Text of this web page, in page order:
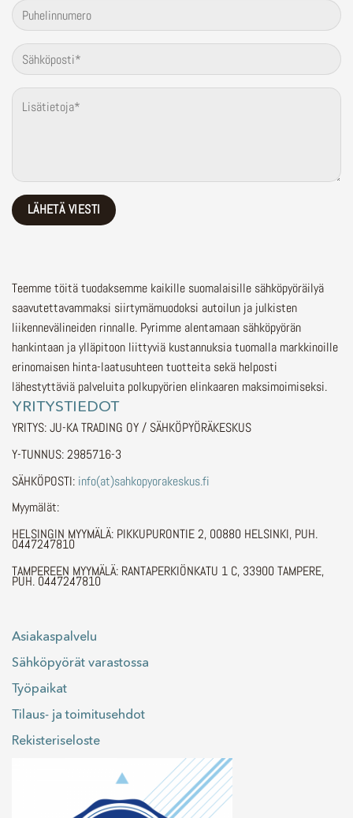
Teemme töitä tuodaksemme kaikille suomalaisille sähköpyöräilyä
saavutettavammaksi siirtymämuodoksi autoilun ja julkisten
liikennevälineiden rinnalle. Pyrimme alentamaan sähköpyörän
hankintaan ja ylläpitoon liittyviä kustannuksia tuomalla markkinoille
erinomaisen hinta-laatusuhteen tuotteita sekä helposti
lähestyttäviä palveluita polkupyörien elinkaaren maksimoimiseksi.
YRITYSTIEDOT
YRITYS: JU-KA TRADING OY / SÄHKÖPYÖRÄKESKUS
Y-TUNNUS: 2985716-3
SÄHKÖPOSTI: info(at)sahkopyorakeskus.fi
Myymälät:
HELSINGIN MYYMÄLÄ: PIKKUPURONTIE 2, 00880 HELSINKI, PUH.
0447247810
TAMPEREEN MYYMÄLÄ: RANTAPERKIÖNKATU 1 C, 33900 TAMPERE,
PUH. 0447247810
Asiakaspalvelu
Sähköpyörät varastossa
Työpaikat
Tilaus- ja toimitusehdot
Rekisteriseloste